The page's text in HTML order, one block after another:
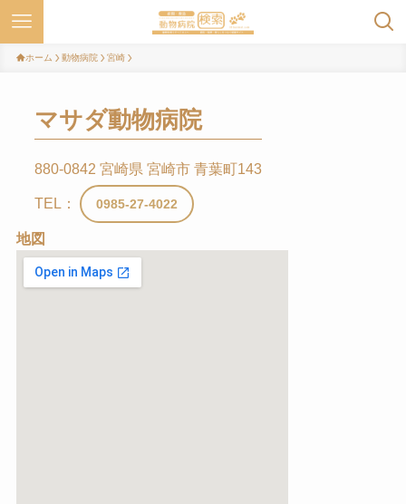
ホーム 動物病院 宮崎
マサダ動物病院
880-0842 宮崎県 宮崎市 青葉町143
TEL： 0985-27-4022
地図